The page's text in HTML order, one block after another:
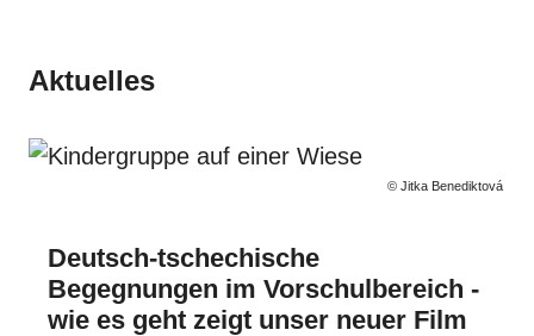
Aktuelles
© Jitka Benediktová
Deutsch-tschechische
Begegnungen im Vorschulbereich -
wie es geht zeigt unser neuer Film